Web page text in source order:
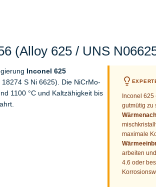
(Alloy 625 / UNS
Inconel 625
S Ni 6625). Die NiCrMo-
1100 °C und Kaltzähigkeit bis
Inconel 625
gutmütig zu
maximale
arbeiten
4.6 oder